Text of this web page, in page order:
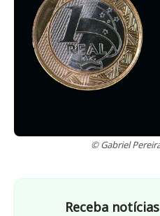
© Gabriel
Receba